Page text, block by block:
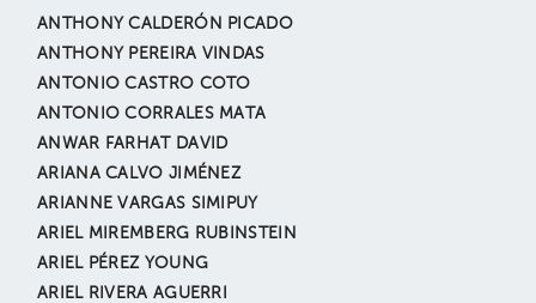
ANTHONY CALDERÓN PICADO
ANTHONY PEREIRA VINDAS
ANTONIO CASTRO COTO
ANTONIO CORRALES MATA
ANWAR FARHAT DAVID
ARIANA CALVO JIMÉNEZ
ARIANNE VARGAS SIMIPUY
ARIEL MIREMBERG RUBINSTEIN
ARIEL PÉREZ YOUNG
ARIEL RIVERA AGUERRI